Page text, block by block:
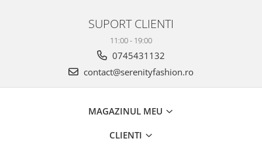
SUPORT CLIENTI
11:00 - 19:00
0745431132
contact@serenityfashion.ro
MAGAZINUL MEU
CLIENTI